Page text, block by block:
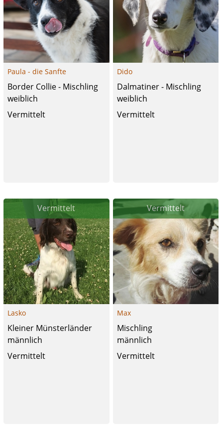
Paula - die Sanfte
Border Collie - Mischling
weiblich
Vermittelt
Dido
Dalmatiner - Mischling
weiblich
Vermittelt
Vermittelt
Lasko
Kleiner Münsterländer
männlich
Vermittelt
Vermittelt
Max
Mischling
männlich
Vermittelt